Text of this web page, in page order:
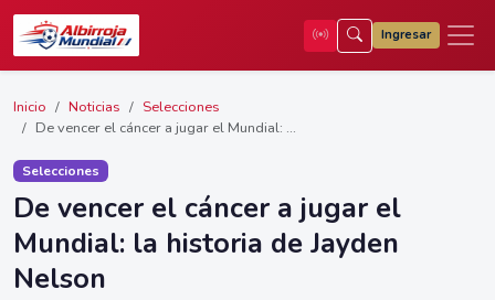
Ingresar
Inicio Noticias
Selecciones
De vencer el cáncer a jugar el Mundial: ...
Selecciones
De vencer el cáncer a jugar el
Mundial: la historia de Jayden
Nelson